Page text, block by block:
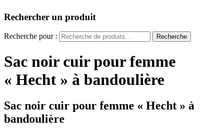
Rechercher un produit
Recherche pour : Recherche
Sac noir cuir pour femme
« Hecht » à bandoulière
Sac noir cuir pour femme « Hecht » à
bandoulière